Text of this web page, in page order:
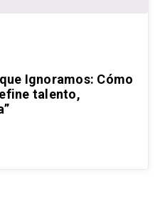
Ignoramos: Cómo
talento,